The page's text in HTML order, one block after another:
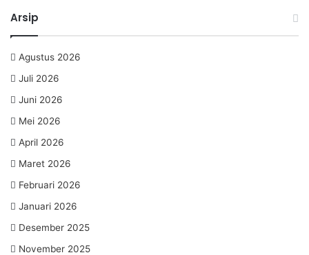
Arsip
Agustus 2026
Juli 2026
Juni 2026
Mei 2026
April 2026
Maret 2026
Februari 2026
Januari 2026
Desember 2025
November 2025